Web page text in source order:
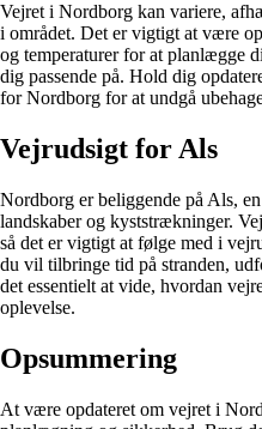
Vejret i Nordborg kan variere,
i området. Det er vigtigt at være
og temperaturer for at planlægge
dig passende på. Hold dig
for Nordborg for at undgå
Vejrudsigt for Als
Nordborg er beliggende på Als,
landskaber og kyststrækninger.
så det er vigtigt at følge med i
du vil tilbringe tid på stranden,
det essentielt at vide, hvordan
oplevelse.
Opsummering
At være opdateret om vejret i